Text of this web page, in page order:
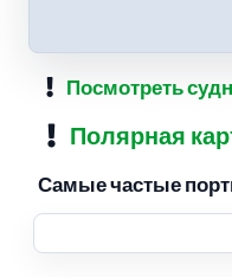
Посмотреть
Полярная
Самые частые